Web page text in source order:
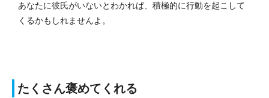
あなたに彼氏がいないとわかれば、積極的に行動を起こして
くるかもしれませんよ。
たくさん褒めてくれる